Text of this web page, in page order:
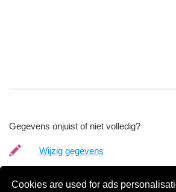
Cookies are used for ads
Gegevens onjuist of niet volledig?
Wijzig gegevens